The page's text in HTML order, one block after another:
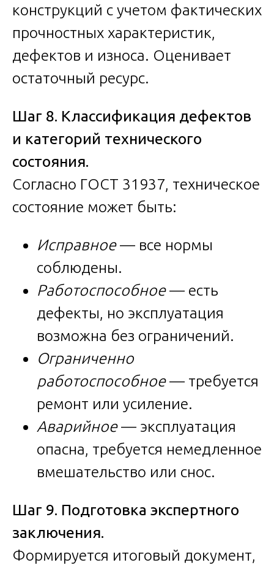
конструкций с учетом фактических
прочностных характеристик,
дефектов и износа. Оценивает
остаточный ресурс.
Шаг 8. Классификация дефектов
и категорий технического
состояния.
Согласно ГОСТ 31937, техническое
состояние может быть:
Исправное— все нормы
соблюдены.
Работоспособное— есть
дефекты, но эксплуатация
возможна без ограничений.
Ограниченно
работоспособное— требуется
ремонт или усиление.
Аварийное— эксплуатация
опасна, требуется немедленное
вмешательство или снос.
Шаг 9. Подготовка экспертного
заключения.
Формируется итоговый документ,